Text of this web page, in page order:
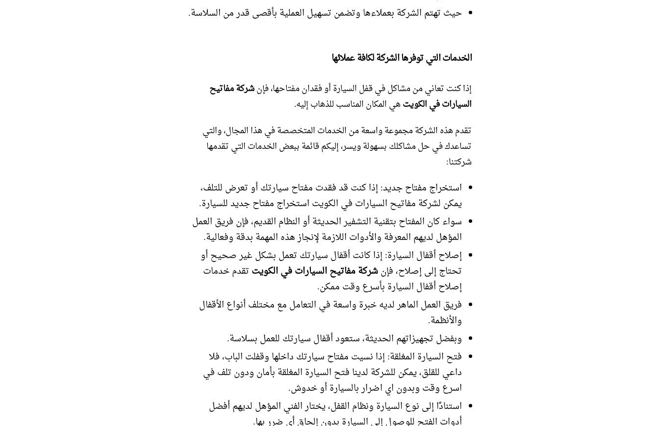
حيث تهتم الشركة بعملاءها وتضمن تسهيل العملية بأقصى قدر من السلاسة.
الخدمات التي توفرها الشركة لكافة عملائها
إذا كنت تعاني من مشاكل في قفل السيارة أو فقدان مفتاحها، فإنشركة مفاتيح
السيارات في الكويتهي المكان المناسب للذهاب إليه.
تقدم هذه الشركة مجموعة واسعة من الخدمات المتخصصة في هذا المجال، والتي
تساعدك في حل مشاكلك بسهولة ويسر، إليكم قائمة ببعض الخدمات التي تقدمها
شركتنا:
استخراج مفتاح جديد: إذا كنت قد فقدت مفتاح سيارتك أو تعرض للتلف،
يمكن لشركة مفاتيح السيارات في الكويت استخراج مفتاح جديد للسيارة.
سواء كان المفتاح بتقنية التشفير الحديثة أو النظام القديم، فإن فريق العمل
المؤهل لديهم المعرفة والأدوات اللازمة لإنجاز هذه المهمة بدقة وفعالية.
إصلاح أقفال السيارة: إذا كانت أقفال سيارتك تعمل بشكل غير صحيح أو
تحتاج إلى إصلاح، فإنشركة مفاتيح السيارات في الكويت تقدم خدمات
إصلاح أقفال السيارة بأسرع وقت ممكن.
فريق العمل الماهر لديه خبرة واسعة في التعامل مع مختلف أنواع الأقفال
والأنظمة.
وبفضل تجهيزاتهم الحديثة، ستعود أقفال سيارتك للعمل بسلاسة.
فتح السيارة المغلقة: إذا نسيت مفتاح سيارتك داخلها وقفلت الباب، فلا
داعي للقلق، يمكن للشركة لدينا فتح السيارة المغلقة بأمان ودون تلف في
اسرع وقت وبدون اي اضرار بالسيارة أو خدوش.
استنادًا إلى نوع السيارة ونظام القفل، يختار الفني المؤهل لديهم أفضل
أدوات الفتح للوصول إلى السيارة بدون إلحاق أي ضرر بها.